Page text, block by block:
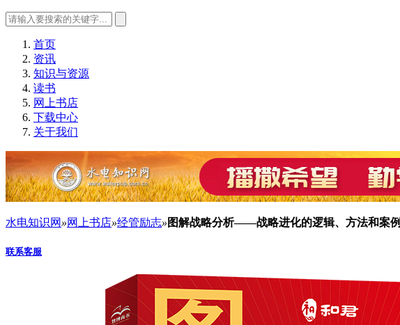
首页
资讯
知识与资源
读书
网上书店
下载中心
关于我们
水电知识网 »网上书店»经管励志» 图解战略分析——战略进化的逻辑、方法和案例
联系客服